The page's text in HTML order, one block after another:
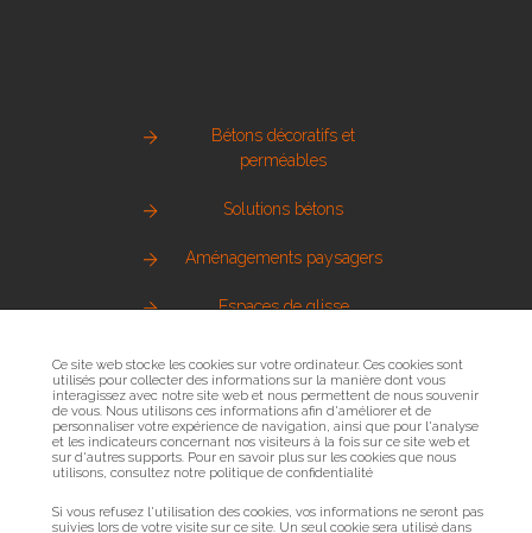
Bétons décoratifs et
perméables
Solutions bétons
Aménagements paysagers
Espaces de glisse
Pierre naturelle
Métallerie urbaine
Sols sportifs
Ce site web stocke les cookies sur votre ordinateur. Ces cookies sont
utilisés pour collecter des informations sur la manière dont vous
interagissez avec notre site web et nous permettent de nous souvenir
de vous. Nous utilisons ces informations afin d'améliorer et de
personnaliser votre expérience de navigation, ainsi que pour l'analyse
et les indicateurs concernant nos visiteurs à la fois sur ce site web et
sur d'autres supports. Pour en savoir plus sur les cookies que nous
utilisons, consultez notre politique de confidentialité
Si vous refusez l'utilisation des cookies, vos informations ne seront pas
suivies lors de votre visite sur ce site. Un seul cookie sera utilisé dans